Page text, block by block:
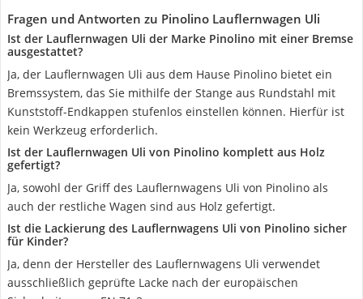
Fragen und Antworten zu Pinolino Lauflernwagen Uli
Ist der Lauflernwagen Uli der Marke Pinolino mit einer Bremse
ausgestattet?
Ja, der Lauflernwagen Uli aus dem Hause Pinolino bietet ein
Bremssystem, das Sie mithilfe der Stange aus Rundstahl mit
Kunststoff-Endkappen stufenlos einstellen können. Hierfür ist
kein Werkzeug erforderlich.
Ist der Lauflernwagen Uli von Pinolino komplett aus Holz
gefertigt?
Ja, sowohl der Griff des Lauflernwagens Uli von Pinolino als
auch der restliche Wagen sind aus Holz gefertigt.
Ist die Lackierung des Lauflernwagens Uli von Pinolino sicher
für Kinder?
Ja, denn der Hersteller des Lauflernwagens Uli verwendet
ausschließlich geprüfte Lacke nach der europäischen